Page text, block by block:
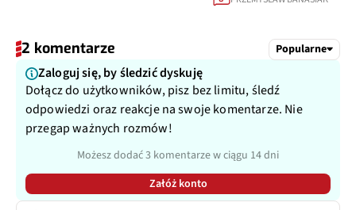
2 komentarze Popularne
Zaloguj się, by śledzić dyskuję
Dołącz do użytkowników, pisz bez limitu, śledź
odpowiedzi oraz reakcje na swoje komentarze. Nie
przegap ważnych rozmów!
Możesz dodać 3 komentarze w ciągu 14 dni
Załóż konto